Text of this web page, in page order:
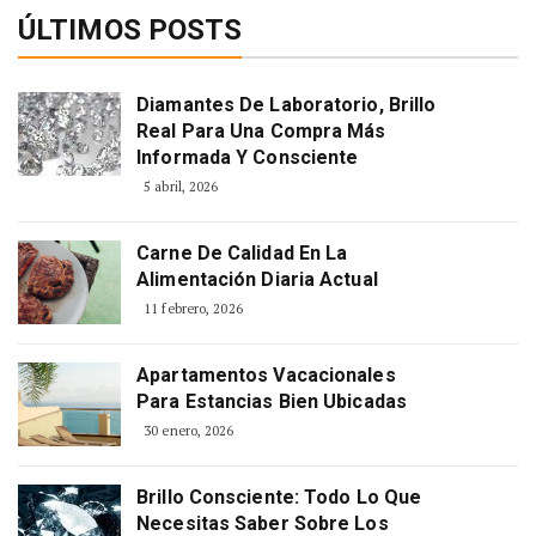
ÚLTIMOS POSTS
Diamantes De Laboratorio, Brillo
Real Para Una Compra Más
Informada Y Consciente
5 abril, 2026
Carne De Calidad En La
Alimentación Diaria Actual
11 febrero, 2026
Apartamentos Vacacionales
Para Estancias Bien Ubicadas
30 enero, 2026
Brillo Consciente: Todo Lo Que
Necesitas Saber Sobre Los